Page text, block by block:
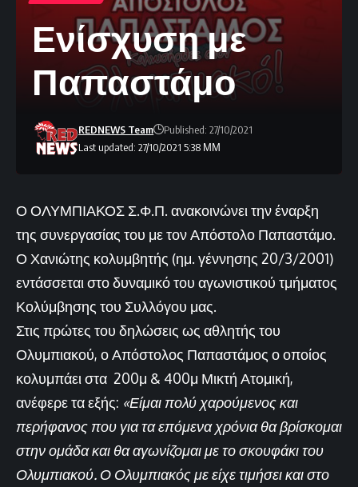
Ενίσχυση με
Παπαστάμο
Last updated: 27/10/2021 5:38 ΜΜ
REDNEWS Team Published: 27/10/2021
Ο ΟΛΥΜΠΙΑΚΟΣ Σ.Φ.Π. ανακοινώνει την έναρξη
της συνεργασίας του με τον Απόστολο Παπαστάμο.
Ο Χανιώτης κολυμβητής (ημ. γέννησης 20/3/2001)
εντάσσεται στο δυναμικό του αγωνιστικού τμήματος
Κολύμβησης του Συλλόγου μας.
Στις πρώτες του δηλώσεις ως αθλητής του
Ολυμπιακού, ο Απόστολος Παπαστάμος ο οποίος
κολυμπάει στα 200μ & 400μ Μικτή Ατομική,
ανέφερε τα εξής: «Είμαι πολύ χαρούμενος και
περήφανος που για τα επόμενα χρόνια θα βρίσκομαι
στην ομάδα και θα αγωνίζομαι με το σκουφάκι του
Ολυμπιακού. Ο Ολυμπιακός με είχε τιμήσει και στο